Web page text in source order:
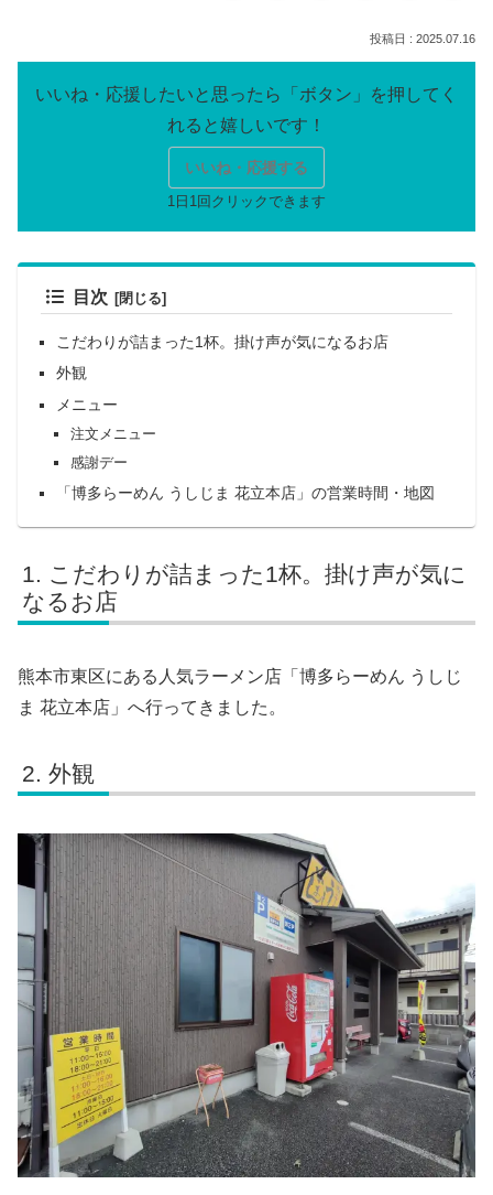
2025.07.16
いいね・応援する
目次
こだわりが詰まった1杯。掛け声が気になるお店
外観
メニュー
注文メニュー
感謝デー
「博多らーめん うしじま 花立本店」の営業時間・地図
こだわりが詰まった1杯。掛け声が気に
なるお店
熊本市東区にある人気ラーメン店「博多らーめん うしじ
ま 花立本店」へ行ってきました。
外観